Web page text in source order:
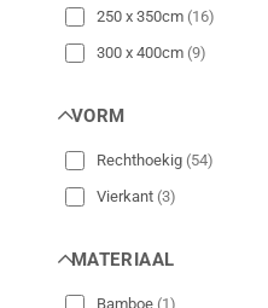
Roze (1)
Taupe (2)
Zwart
250 x 350cm (16)
300 x 400cm (9)
VORM
Rechthoekig (54)
Vierkant (3)
MATERIAAL
Bamboe (1)